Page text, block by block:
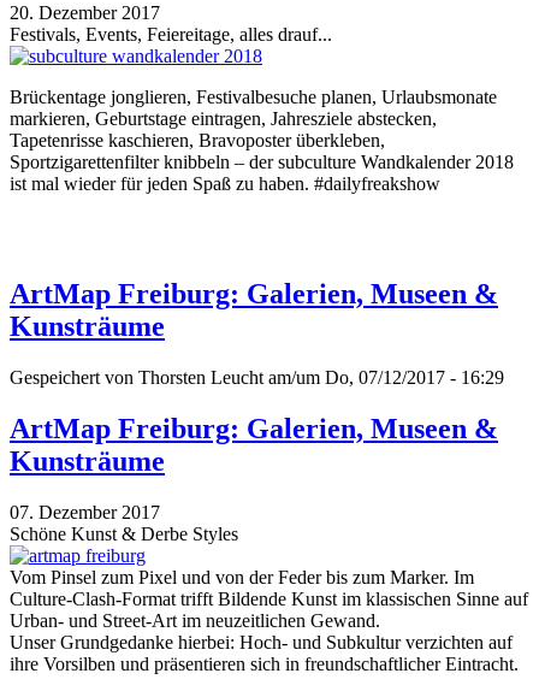
20. Dezember 2017
Festivals, Events, Feiereitage, alles drauf...
Brückentage jonglieren, Festivalbesuche planen, Urlaubsmonate
markieren, Geburtstage eintragen, Jahresziele abstecken,
Tapetenrisse kaschieren, Bravoposter überkleben,
Sportzigarettenfilter knibbeln – der subculture Wandkalender 2018
ist mal wieder für jeden Spaß zu haben. #dailyfreakshow
ArtMap Freiburg: Galerien, Museen &
Kunsträume
Gespeichert von Thorsten Leucht am/um Do, 07/12/2017 - 16:29
ArtMap Freiburg: Galerien, Museen &
Kunsträume
07. Dezember 2017
Schöne Kunst & Derbe Styles
Vom Pinsel zum Pixel und von der Feder bis zum Marker. Im
Culture-Clash-Format trifft Bildende Kunst im klassischen Sinne auf
Urban- und Street-Art im neuzeitlichen Gewand.
Unser Grundgedanke hierbei: Hoch- und Subkultur verzichten auf
ihre Vorsilben und präsentieren sich in freundschaftlicher Eintracht.